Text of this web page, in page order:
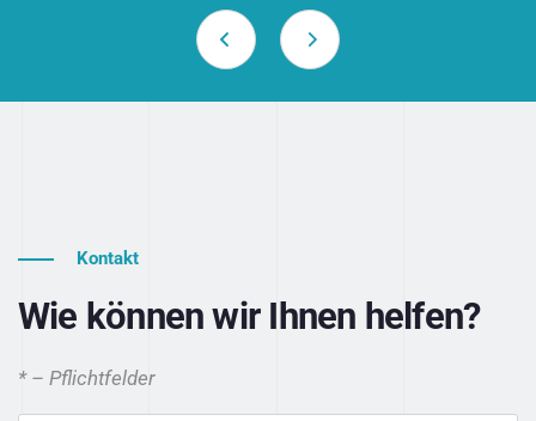
Kontakt
Wie können wir Ihnen helfen?
* – Pflichtfelder